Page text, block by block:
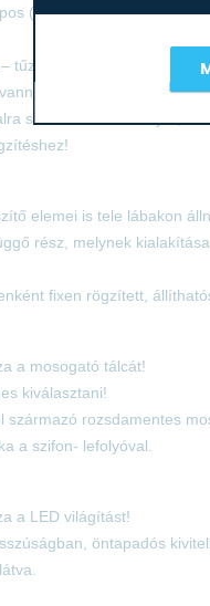
(fatipli) szerkezeti
tűző kapoccsal rögzítve.
szerelve.
szerelés szerelvényét,
elemei is tele lábakon
rész, melynek
fixen rögzített,
a mosogató tálcát!
kiválasztani!
származó rozsdamentes
a szifon- lefolyóval.
a LED világítást!
öntapadós